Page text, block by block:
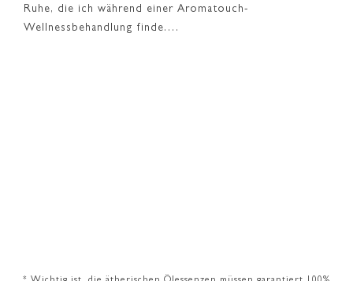
Ruhe, die ich während einer Aromatouch-
Wellnessbehandlung finde.…